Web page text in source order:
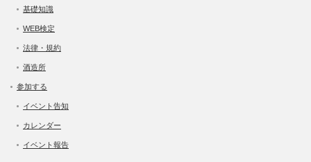
基礎知識
WEB検定
法律・規約
酒造所
参加する
イベント告知
カレンダー
イベント報告